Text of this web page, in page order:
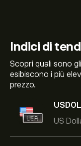
Indici di
Scopri quali sono
esibiscono i più
prezzo.
US